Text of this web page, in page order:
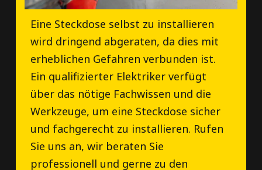
Eine Steckdose selbst zu installieren
wird dringend abgeraten, da dies mit
erheblichen Gefahren verbunden ist.
Ein qualifizierter Elektriker verfügt
über das nötige Fachwissen und die
Werkzeuge, um eine Steckdose sicher
und fachgerecht zu installieren. Rufen
Sie uns an, wir beraten Sie
professionell und gerne zu den